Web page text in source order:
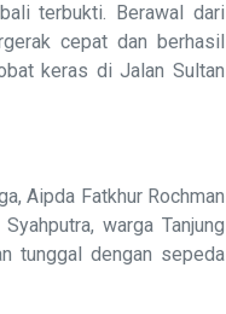
terbukti. Berawal dari
cepat dan berhasil
keras di Jalan Sultan
Aipda Fatkhur Rochman
warga Tanjung
tunggal dengan sepeda